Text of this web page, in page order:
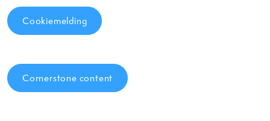
Cookiemelding
Cornerstone content